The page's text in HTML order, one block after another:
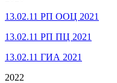
13.02.11 РП ООЦ 2021
13.02.11 РП ПЦ 2021
13.02.11 ГИА 2021
2022